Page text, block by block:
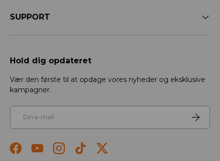
SUPPORT
Hold dig opdateret
Vær den første til at opdage vores nyheder og eksklusive
kampagner.
Tilmeld
FacebookYouTubeInstagramTikTokTwitter